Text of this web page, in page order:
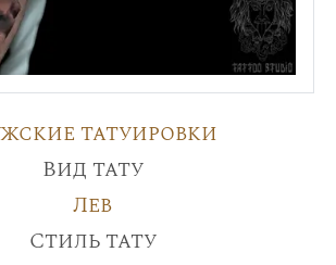
татуировки
Вид тату
Лев
Стиль тату